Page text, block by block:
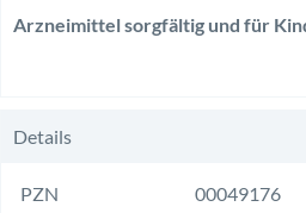
Arzneimittel sorgfältig und für
Details
PZN
00049176